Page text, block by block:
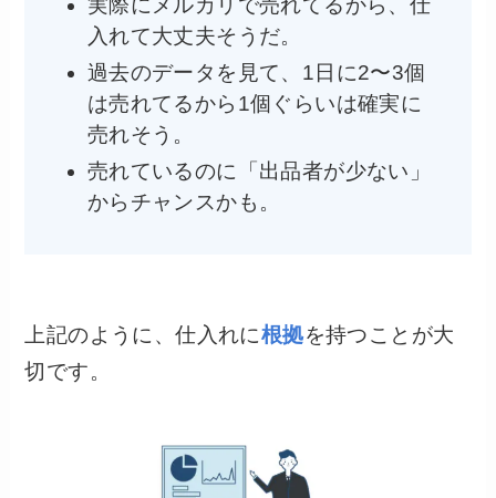
実際にメルカリで売れてるから、仕
入れて大丈夫そうだ。
過去のデータを見て、1日に2〜3個
は売れてるから1個ぐらいは確実に
売れそう。
売れているのに「出品者が少ない」
からチャンスかも。
上記のように、仕入れに根拠を持つことが大
切です。